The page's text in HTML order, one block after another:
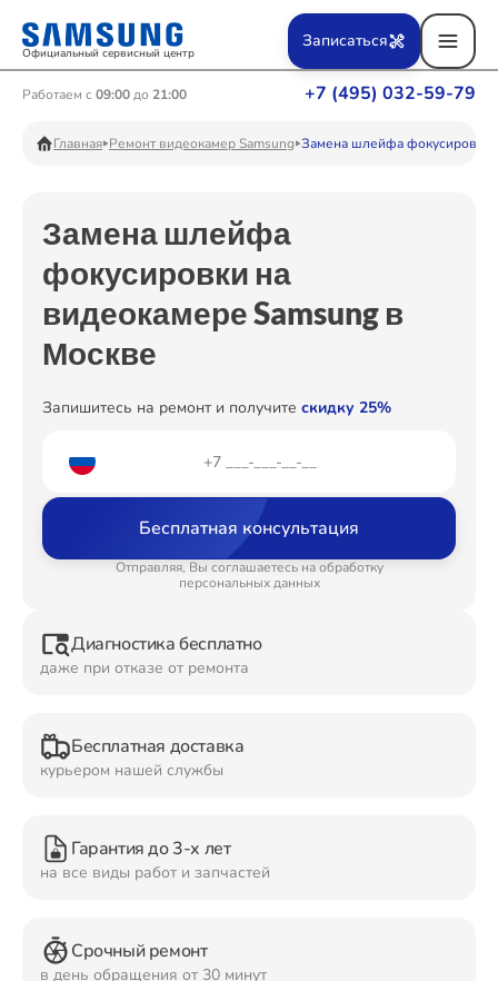
Официальный сервисный центр
+7 (495) 032-59-79
Работаем с 09:00до 21:00
Записаться
Главная Ремонт видеокамер Samsung Замена шлейфа фокусировки
Замена шлейфа
фокусировки на
видеокамере Samsung в
Москве
Запишитесь на ремонт и получите скидку 25%
Бесплатная консультация
Отправляя, Вы соглашаетесь на обработку
персональных данных
Диагностика бесплатно
даже при отказе от ремонта
Бесплатная доставка
курьером нашей службы
Гарантия до 3-х лет
на все виды работ и запчастей
Срочный ремонт
в день обращения от 30 минут
Ремонт Вертикальных пылесосов
Ремонт Телевизоров
Ремонт Пылесосов
Ремонт Планшетов
Ремонт Видеокамер
Ремонт Мониторов
Ремонт Домашних кинотеатров
Ремонт Наушников